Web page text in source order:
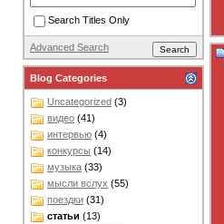
Search Titles Only
Advanced Search
Blog Categories
Uncategorized (3)
видео (41)
интервью (4)
конкурсы (14)
музыка (33)
мысли вслух (55)
поездки (31)
статьи (13)